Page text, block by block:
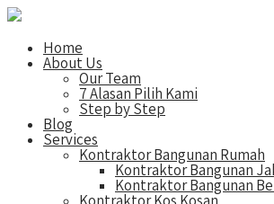
Home
About Us
Our Team
7 Alasan Pilih Kami
Step by Step
Blog
Services
Kontraktor Bangunan Rumah
Kontraktor Bangunan
Kontraktor Bangunan